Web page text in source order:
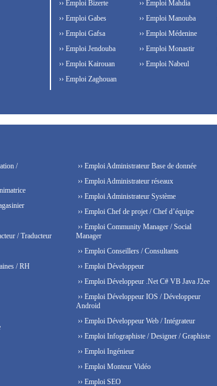
›› Emploi Bizerte
›› Emploi Gabes
›› Emploi Gafsa
›› Emploi Jendouba
›› Emploi Kairouan
›› Emploi Mahdia
›› Emploi Manouba
›› Emploi Médenine
›› Emploi Monastir
›› Emploi Nabeul
›› Emploi Zaghouan
/
/ Traducteur
/ RH
›› Emploi Administrateur Base de donnée
›› Emploi Administrateur réseaux
›› Emploi Administrateur Système
›› Emploi Chef de projet / Chef d’équipe
›› Emploi Community Manager / Social
Manager
›› Emploi Conseillers / Consultants
›› Emploi Développeur
›› Emploi Développeur .Net C# VB Java J2ee
›› Emploi Développeur IOS / Développeur
Android
›› Emploi Développeur Web / Intégrateur
›› Emploi Infographiste / Designer / Graphiste
›› Emploi Ingénieur
›› Emploi Monteur Vidéo
›› Emploi SEO